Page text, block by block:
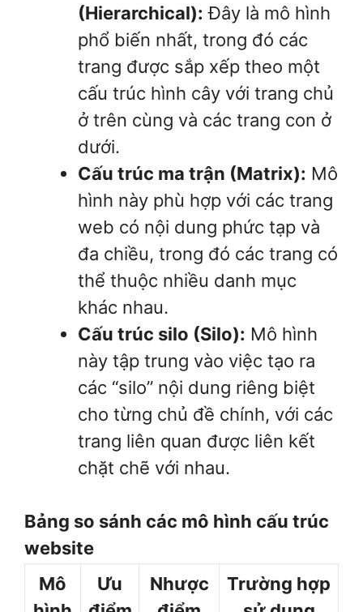
(Hierarchical): Đây là mô hình
phổ biến nhất, trong đó các
trang được sắp xếp theo một
cấu trúc hình cây với trang chủ
ở trên cùng và các trang con ở
dưới.
Cấu trúc ma trận (Matrix): Mô
hình này phù hợp với các trang
web có nội dung phức tạp và
đa chiều, trong đó các trang có
thể thuộc nhiều danh mục
khác nhau.
Cấu trúc silo (Silo): Mô hình
này tập trung vào việc tạo ra
các “silo” nội dung riêng biệt
cho từng chủ đề chính, với các
trang liên quan được liên kết
chặt chẽ với nhau.
Bảng so sánh các mô hình cấu trúc
website
Mô
Ưu
Nhược
Trường hợp